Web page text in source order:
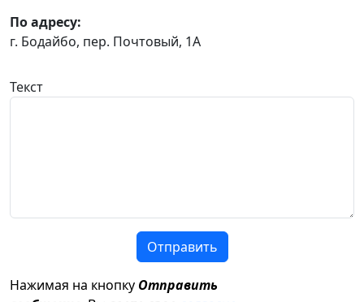
По адресу:
г. Бодайбо, пер. Почтовый, 1А
Текст
Отправить
Нажимая на кнопку Отправить